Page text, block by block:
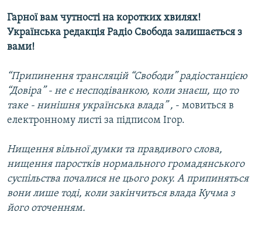
Гарної вам чутності на коротких хвилях!
Українська редакція Радіо Свобода залишається з
вами!
“Припинення трансляцій “Свободи” радіостанцією
“Довіра” - не є несподіванкою, коли знаєш, що то
таке - нинішня українська влада” , - мовиться в
електронному листі за підписом Ігор.
Нищення вільної думки та правдивого слова,
нищення паростків нормального громадянського
суспільства почалися не цього року. А припиняться
вони лише тоді, коли закінчиться влада Кучма з
його оточенням.